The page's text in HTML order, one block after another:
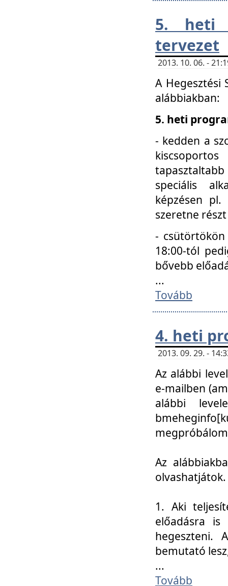
5. heti
tervezet
2013. 10. 06. -
A Hegesztési
alábbiakban:
5. heti
- kedden a
speciális
képzésen
szeretne
- csütörtökön
18:00-tól
bővebb
...
Tovább
4. heti
2013. 09. 29. -
Az alábbi
e-mailben
alábbi
Az
olvashatjátok.
1. Aki
előadásra
hegeszteni.
bemutató
...
Tovább